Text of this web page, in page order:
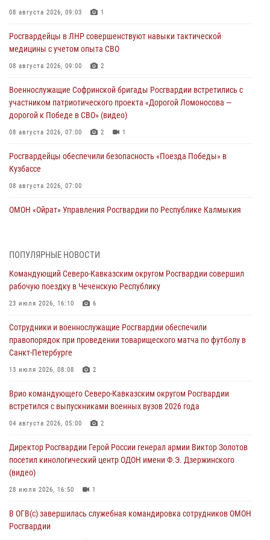
08 августа 2026, 09:03 1
Росгвардейцы в ЛНР совершенствуют навыки тактической
медицины с учетом опыта СВО
08 августа 2026, 09:00 2
Военнослужащие Софринской бригады Росгвардии встретились с
участником патриотического проекта «Дорогой Ломоносова —
дорогой к Победе в СВО» (видео)
08 августа 2026, 07:00 2 1
Росгвардейцы обеспечили безопасность «Поезда Победы» в
Кузбассе
08 августа 2026, 07:00
ОМОН «Ойрат» Управления Росгвардии по Республике Калмыкия
настольному теннису ко Дню физкультурника
08 августа 2026, 07:00
ограниченными возможностями здоровья (видео)
08 августа 2026, 06:32 1
Спецназ Росгвардии в Марий Эл почтил память товарища на
08 августа 2026, 06:15 9
День физкультурника в Уральском округе Росгвардии отметили
08 августа 2026, 06:03
ПОПУЛЯРНЫЕ НОВОСТИ
Командующий Северо-Кавказским округом Росгвардии совершил
рабочую поездку в Чеченскую Республику
23 июля 2026, 16:10 6
Сотрудники и военнослужащие Росгвардии обеспечили
правопорядок при проведении товарищеского матча по футболу в
Санкт-Петербурге
13 июля 2026, 08:08 2
Врио командующего Северо-Кавказским округом Росгвардии
встретился с выпускниками военных вузов 2026 года
04 августа 2026, 05:00 2
Директор Росгвардии Герой России генерал армии Виктор Золотов
посетил кинологический центр ОДОН имени Ф.Э. Дзержинского
(видео)
28 июля 2026, 16:50 1
В ОГВ(с) завершилась служебная командировка сотрудников ОМОН
Росгвардии